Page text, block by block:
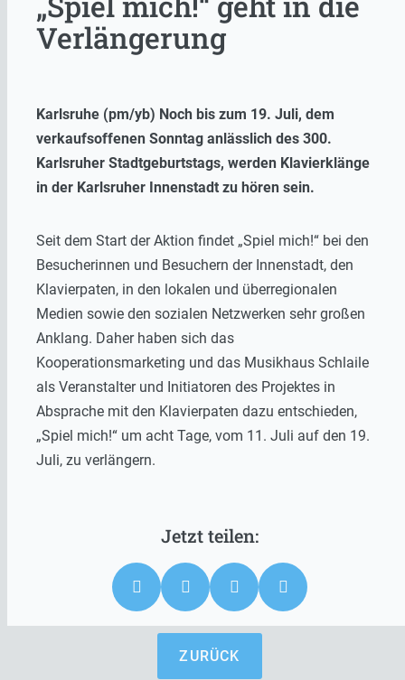
Verlängerung
Karlsruhe (pm/yb) Noch bis zum 19. Juli, dem
verkaufsoffenen Sonntag anlässlich des 300.
Karlsruher Stadtgeburtstags, werden Klavierklänge
in der Karlsruher Innenstadt zu hören sein.
Seit dem Start der Aktion findet „Spiel mich!“ bei den
Besucherinnen und Besuchern der Innenstadt, den
Klavierpaten, in den lokalen und überregionalen
Medien sowie den sozialen Netzwerken sehr großen
Anklang. Daher haben sich das
Kooperationsmarketing und das Musikhaus Schlaile
als Veranstalter und Initiatoren des Projektes in
Absprache mit den Klavierpaten dazu entschieden,
„Spiel mich!“ um acht Tage, vom 11. Juli auf den 19.
Juli, zu verlängern.
ZURÜCK